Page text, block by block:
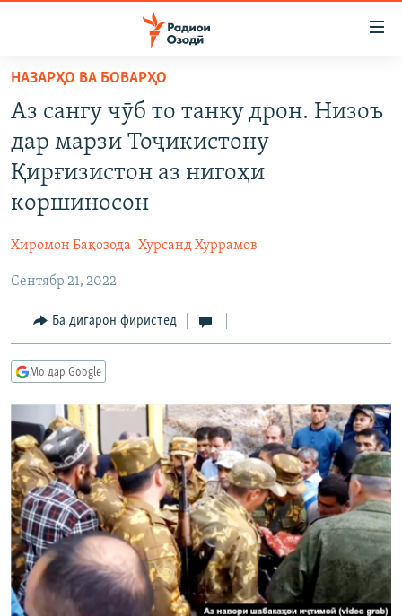
Ҷаҳиш
мояи
аслӣ
Ҷаҳиш
ба
феҳристи
Ҷаҳиш
ба
ОСИЁИ МАРКАЗӢ
ФАРҲАНГ
МЕҲМОНИ ОЗОДӢ
ГАПИ ОЗОД
РӮЗГОРИ МУҲОҶИР
ҶАНГ ДАР УКРАИНА
НАЗАРИ МАРДУМ
БЛОГИСТОН
ЧАНДРАСОНАӢ
НИГОРИСТОН
ГУЗОРИШҲОИ РАДИОӢ
КИТОБҲОИ ОЗОДӢ
Русский
ПАЙГИРӢ КУНЕД
Ҳамаи сомонаҳои RFE/RL
НАЗАРҲО ВА БОВАРҲО
Аз сангу чӯб то танку дрон. Низоъ
дар марзи Тоҷикистону
Қирғизистон аз нигоҳи
коршиносон
Хиромон Бақозода Хурсанд Хуррамов
Сентябр 21, 2022
Ба дигарон фиристед
Мо дар Google